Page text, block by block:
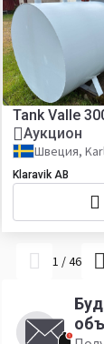
Tank Valle
Аукцион
Швеция,
Klaravik AB
1 /46